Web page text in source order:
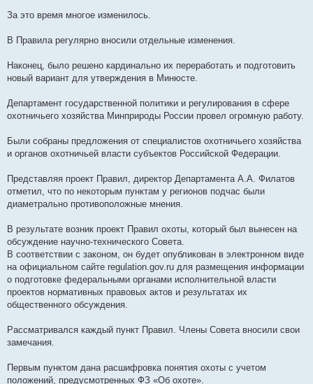
За это время многое изменилось.
В Правила регулярно вносили отдельные изменения.
Наконец, было решено кардинально их переработать и подготовить
новый вариант для утверждения в Минюсте.
Департамент государственной политики и регулирования в сфере
охотничьего хозяйства Минприроды России провел огромную работу.
Были собраны предложения от специалистов охотничьего хозяйства
и органов охотничьей власти субъектов Российской Федерации.
Представляя проект Правил, директор Департамента А.А. Филатов
отметил, что по некоторым пунктам у регионов подчас были
диаметрально противоположные мнения.
В результате возник проект Правил охоты, который был вынесен на
обсуждение научно-технического Совета.
В соответствии с законом, он будет опубликован в электронном виде
на официальном сайте regulation.gov.ru для размещения информации
о подготовке федеральными органами исполнительной власти
проектов нормативных правовых актов и результатах их
общественного обсуждения.
Рассматривался каждый пункт Правил. Члены Совета вносили свои
замечания.
Первым пунктом дана расшифровка понятия охоты с учетом
положений, предусмотренных ФЗ «Об охоте».